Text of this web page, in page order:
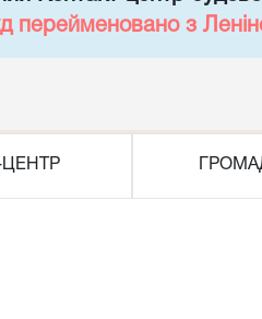
перейменовано з
ЦЕНТР